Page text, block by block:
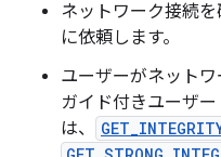
ネットワーク接続
に依頼します。
ユーザーがネット
ガイド付きユーザ
は、